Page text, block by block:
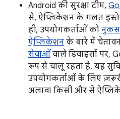
Android की सुरक्षा टीम,
से, ऐप्लिकेशन के गलत
ही, उपयोगकर्ताओं को
ऐप्लिकेशन के बारे में
सेवाओं वाले डिवाइसों पर,
रूप से चालू रहता है. यह
उपयोगकर्ताओं के लिए
अलावा किसी और से